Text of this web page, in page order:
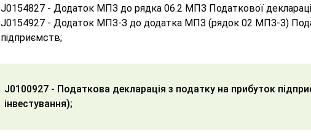
J0154827 - Додаток МПЗ до рядка 06.2 МПЗ Податкової
J0154927 - Додаток МПЗ-З до додатка МПЗ (рядок 02 МПЗ-З)
підприємств;
J0100927 - Податкова декларація з податку на прибуток
інвестування);